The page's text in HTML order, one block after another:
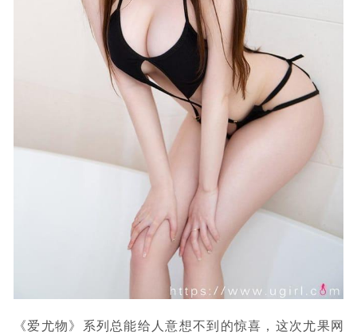
《爱尤物》系列总能给人意想不到的惊喜，这次尤果网